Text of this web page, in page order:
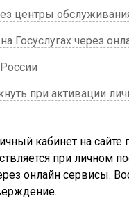
центры
Госуслугах через
при активации
кабинет на сайте
при личном
онлайн сервисы.